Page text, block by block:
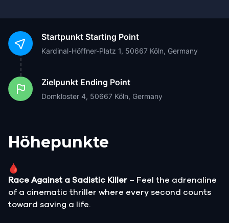
Startpunkt Starting Point
Kardinal-Höffner-Platz 1, 50667 Köln, Germany
Zielpunkt Ending Point
Domkloster 4, 50667 Köln, Germany
Höhepunkte
Race Against a Sadistic Killer – Feel the adrenaline
of a cinematic thriller where every second counts
toward saving a life.